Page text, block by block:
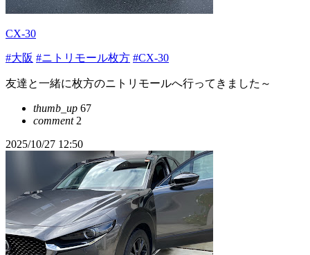
CX-30
#大阪 #ニトリモール枚方 #CX-30
友達と一緒に枚方のニトリモールへ行ってきました～
thumb_up 67
comment2
2025/10/27 12:50